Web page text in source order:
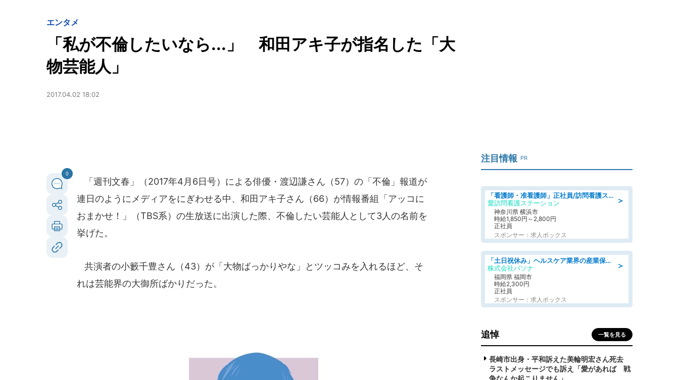
エンタメ
「私が不倫したいなら...」 和田アキ子が指名した「大
物芸能人」
2017.04.02 18:02
0
「週刊文春」（2017年4月6日号）による俳優・渡辺謙さん（57）の「不倫」報道が
連日のようにメディアをにぎわせる中、和田アキ子さん（66）が情報番組「アッコに
おまかせ！」（TBS系）の生放送に出演した際、不倫したい芸能人として3人の名前を
挙げた。
共演者の小籔千豊さん（43）が「大物ばっかりやな」とツッコみを入れるほど、そ
れは芸能界の大御所ばかりだった。
注目情報 PR
＞
「看護師・准看護師」正社員/訪問看護ステーション/正看護師
愛訪問看護ステーション
神奈川県 横浜市
時給1,850円～2,800円
正社員
スポンサー：求人ボックス
＞
「土日祝休み」ヘルスケア業界の産業保健師/高時給/未経験OK/要資格:保健師、正看護師
株式会社パソナ
福岡県 福岡市
時給2,300円
正社員
スポンサー：求人ボックス
追悼 一覧を見る
長崎市出身・平和訴えた美輪明宏さん死去
ラストメッセージでも訴え「愛があれば 戦
争なんか起こりません」